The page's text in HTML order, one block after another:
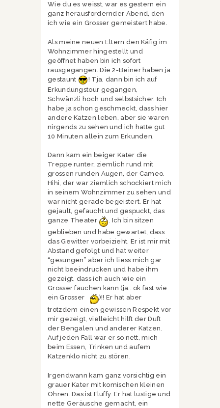
Wie du es weisst, war es gestern ein
ganz herausfordernder Abend, den
ich wie ein Grosser gemeistert habe.
Als meine neuen Eltern den Käfig im
Wohnzimmer hingestellt und
geöffnet haben bin ich sofort
rausgegangen. Die 2-Beiner haben ja
gestaunt
! Tja, dann bin ich auf
Erkundungstour gegangen,
Schwänzli hoch und selbstsicher. Ich
habe ja schon geschmeckt, dass hier
andere Katzen leben, aber sie waren
nirgends zu sehen und ich hatte gut
10 Minuten allein zum Erkunden.
Dann kam ein beiger Kater die
Treppe runter, ziemlich rund mit
grossen runden Augen, der Cameo.
Hihi, der war ziemlich schockiert mich
in seinem Wohnzimmer zu sehen und
war nicht gerade begeistert. Er hat
gejault, gefaucht und gespuckt, das
ganze Theater
. Ich bin sitzen
geblieben und habe gewartet, dass
das Gewitter vorbeizieht. Er ist mir mit
Abstand gefolgt und hat weiter
“gesungen” aber ich liess mich gar
nicht beeindrucken und habe ihm
gezeigt, dass ich auch wie ein
Grosser fauchen kann (ja.. ok fast wie
ein Grosser
)!! Er hat aber
trotzdem einen gewissen Respekt vor
mir gezeigt, vielleicht hilft der Duft
der Bengalen und anderer Katzen.
Auf jeden Fall war er so nett, mich
beim Essen, Trinken und aufem
Katzenklo nicht zu stören.
Irgendwann kam ganz vorsichtig ein
grauer Kater mit komischen kleinen
Ohren. Das ist Fluffy. Er hat lustige und
nette Geräusche gemacht, ein